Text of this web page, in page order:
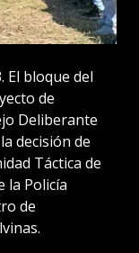
El bloque del
de
Deliberante
decisión de
Táctica de
la Policía
de